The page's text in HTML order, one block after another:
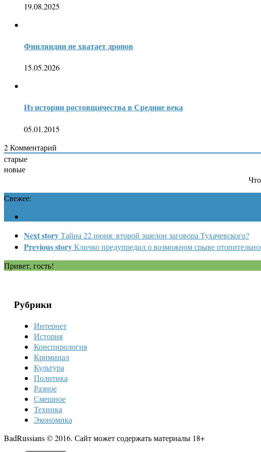
19.08.2025
Финляндии не хватает дронов
15.05.2026
Из истории ростовщичества в Средние века
05.01.2015
2Комментарий
старые
новые
Свежее:
Next storyТайна 22 июня: второй эшелон заговора Тухачевского?
Previous storyКличко предупредил о возможном срыве
Привет, гость!
Рубрики
Интернет
История
Конспирология
Криминал
Культура
Политика
Разное
Смешное
Техника
Экономика
BadRussians © 2016. Сайт может содержать материалы 18+